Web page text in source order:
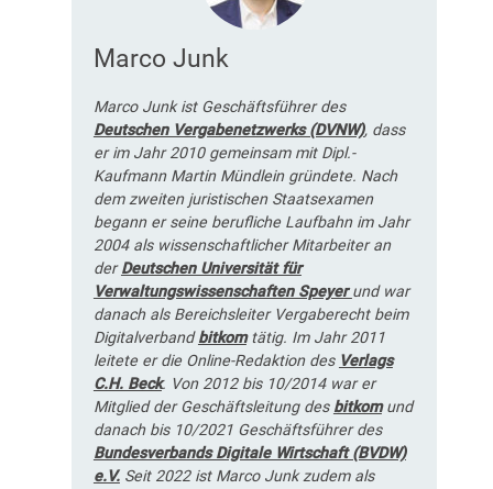
Marco Junk
Marco Junk ist Geschäftsführer des
Deutschen Vergabenetzwerks (DVNW), dass
er im Jahr 2010 gemeinsam mit Dipl.-
Kaufmann Martin Mündlein gründete. Nach
dem zweiten juristischen Staatsexamen
begann er seine berufliche Laufbahn im Jahr
2004 als wissenschaftlicher Mitarbeiter an
derDeutschen Universität für
Verwaltungswissenschaften Speyerund war
danach als Bereichsleiter Vergaberecht beim
Digitalverbandbitkomtätig. Im Jahr 2011
leitete er die Online-Redaktion des Verlags
C.H. Beck. Von 2012 bis 10/2014 war er
Mitglied der Geschäftsleitung des bitkomund
danach bis 10/2021 Geschäftsführer des
Bundesverbands Digitale Wirtschaft (BVDW)
e.V.Seit 2022 ist Marco Junk zudem als